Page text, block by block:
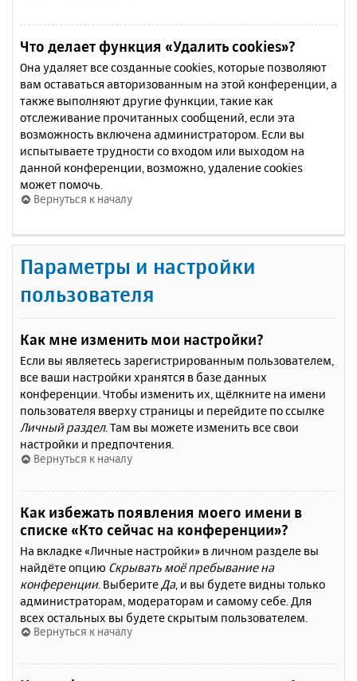
Что делает функция «Удалить cookies»?
Она удаляет все созданные cookies, которые позволяют
вам оставаться авторизованным на этой конференции, а
также выполняют другие функции, такие как
отслеживание прочитанных сообщений, если эта
возможность включена администратором. Если вы
испытываете трудности со входом или выходом на
данной конференции, возможно, удаление cookies
может помочь.
Вернуться к началу
Параметры и настройки
пользователя
Как мне изменить мои настройки?
Если вы являетесь зарегистрированным пользователем,
все ваши настройки хранятся в базе данных
конференции. Чтобы изменить их, щёлкните на имени
пользователя вверху страницы и перейдите по ссылке
Личный раздел. Там вы можете изменить все свои
настройки и предпочтения.
Вернуться к началу
Как избежать появления моего имени в
списке «Кто сейчас на конференции»?
На вкладке «Личные настройки» в личном разделе вы
найдёте опцию Скрывать моё пребывание на
конференции. Выберите Да, и вы будете видны только
администраторам, модераторам и самому себе. Для
всех остальных вы будете скрытым пользователем.
Вернуться к началу